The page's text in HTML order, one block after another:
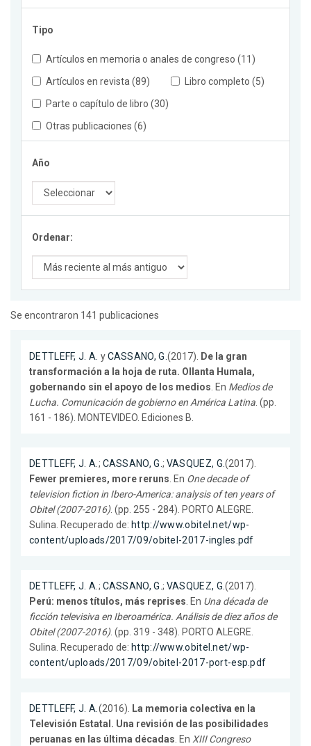
Tipo
Artículos en memoria o anales de congreso (11)
Artículos en revista (89)
Libro completo (5)
Parte o capítulo de libro (30)
Otras publicaciones (6)
Año
Ordenar:
Se encontraron 141 publicaciones
DETTLEFF, J. A. yCASSANO, G.(2017). De la gran
transformación a la hoja de ruta. Ollanta Humala,
gobernando sin el apoyo de los medios. En Medios de
Lucha. Comunicación de gobierno en América Latina. (pp.
161 - 186). MONTEVIDEO. Ediciones B.
DETTLEFF, J. A.; CASSANO, G.; VASQUEZ, G.(2017).
Fewer premieres, more reruns. En One decade of
television fiction in Ibero-America: analysis of ten years of
Obitel (2007-2016). (pp. 255 - 284). PORTO ALEGRE.
Sulina. Recuperado de: http://www.obitel.net/wp-
content/uploads/2017/09/obitel-2017-ingles.pdf
DETTLEFF, J. A.; CASSANO, G.; VASQUEZ, G.(2017).
Perú: menos títulos, más reprises. En Una década de
ficción televisiva en Iberoamérica. Análisis de diez años de
Obitel (2007-2016). (pp. 319 - 348). PORTO ALEGRE.
Sulina. Recuperado de: http://www.obitel.net/wp-
content/uploads/2017/09/obitel-2017-port-esp.pdf
DETTLEFF, J. A.(2016). La memoria colectiva en la
Televisión Estatal. Una revisión de las posibilidades
peruanas en las última décadas. En XIII Congreso